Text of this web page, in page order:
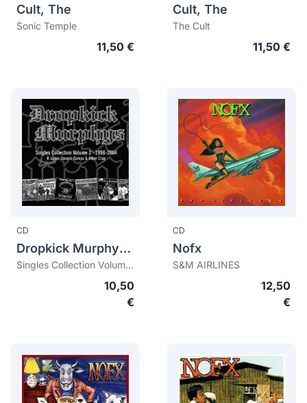
Cult, The
Sonic Temple
11,50 €
Cult, The
The Cult
11,50 €
CD
Dropkick Murphys, The
Singles Collection Volume 2 1988-2004. B-sides, Covers, Comps & Other Crap
10,50
€
CD
Nofx
S&M AIRLINES
12,50
€